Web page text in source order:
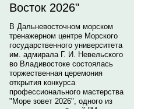
Восток 2026"
В Дальневосточном морском
тренажерном центре Морского
государственного университета
им. адмирала Г. И. Невельского
во Владивостоке состоялась
торжественная церемония
открытия конкурса
профессионального мастерства
"Море зовет 2026", одного из